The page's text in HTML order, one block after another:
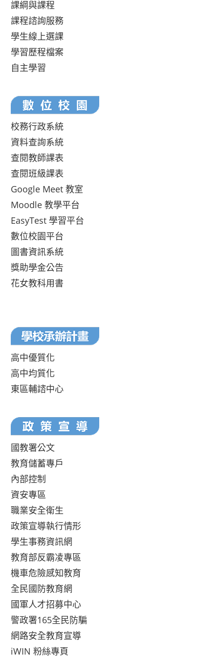
課綱與課程
課程諮詢服務
學生線上選課
學習歷程檔案
自主學習
校務行政系統
資料查詢系統
查閱教師課表
查閱班級課表
Google Meet 教室
Moodle 教學平台
EasyTest 學習平台
數位校園平台
圖書資訊系統
獎助學金公告
花女教科用書
高中優質化
高中均質化
東區輔諮中心
國教署公文
教育儲蓄專戶
內部控制
資安專區
職業安全衛生
政策宣導執行情形
學生事務資訊網
教育部反霸凌專區
機車危險感知教育
全民國防教育網
國軍人才招募中心
警政署165全民防騙
網路安全教育宣導
iWIN 粉絲專頁